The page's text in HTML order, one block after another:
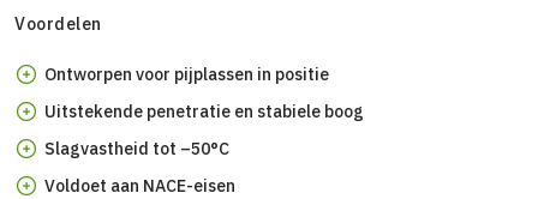
Voordelen
Ontworpen voor pijplassen in positie
Uitstekende penetratie en stabiele boog
Slagvastheid tot –50°C
Voldoet aan NACE-eisen